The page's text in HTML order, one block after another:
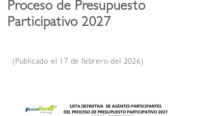
Proceso de Presupuesto
Participativo 2027
(Publicado el 17 de febrero del 2026)